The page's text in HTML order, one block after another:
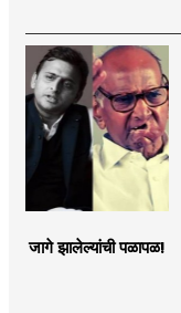
जागे झालेल्यांची पळापळ!